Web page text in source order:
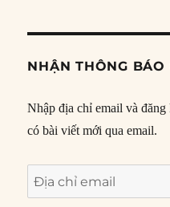
NHẬN THÔNG
Nhập địa chỉ email và
có bài viết mới qua email.
Địa
chỉ